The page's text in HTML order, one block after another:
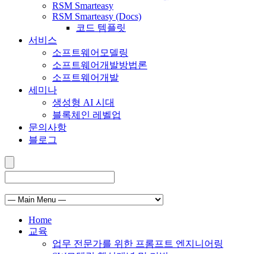
RSM Smarteasy
RSM Smarteasy (Docs)
코드 템플릿
서비스
소프트웨어모델링
소프트웨어개발방법론
소프트웨어개발
세미나
생성형 AI 시대
블록체인 레벨업
문의사항
블로그
Home
교육
업무 전문가를 위한 프롬프트 엔지니어링